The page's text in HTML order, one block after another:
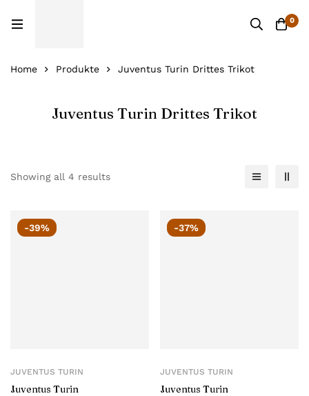
0
Home Produkte Juventus Turin Drittes Trikot
Juventus Turin Drittes Trikot
Showing all 4 results
-39%
JUVENTUS TURIN
Juventus Turin
-37%
JUVENTUS TURIN
Juventus Turin